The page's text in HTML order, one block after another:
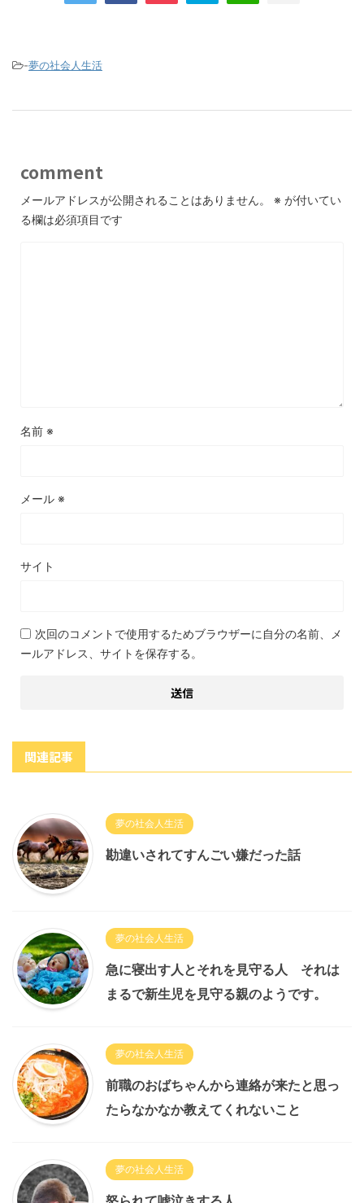
-夢の社会人生活
comment
メールアドレスが公開されることはありません。 ※ が付いてい
る欄は必須項目です
名前 ※
メール ※
サイト
次回のコメントで使用するためブラウザーに自分の名前、メ
ールアドレス、サイトを保存する。
関連記事
夢の社会人生活
勘違いされてすんごい嫌だった話
夢の社会人生活
急に寝出す人とそれを見守る人 それは
まるで新生児を見守る親のようです。
夢の社会人生活
前職のおばちゃんから連絡が来たと思っ
たらなかなか教えてくれないこと
夢の社会人生活